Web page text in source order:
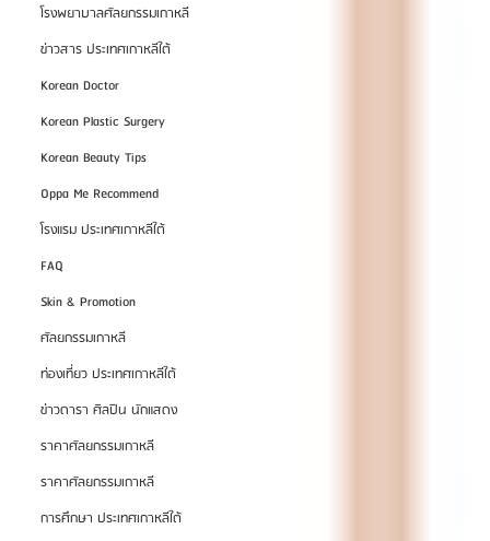
โรงพยาบาลศัลยกรรมเกาหลี
ข่าวสาร ประเทศเกาหลีใต้
Korean Doctor
Korean Plastic Surgery
Korean Beauty Tips
Oppa Me Recommend
โรงแรม ประเทศเกาหลีใต้
FAQ
Skin & Promotion
ศัลยกรรมเกาหลี
ท่องเที่ยว ประเทศเกาหลีใต้
ข่าวดารา ศิลปิน นักแสดง
ราคาศัลยกรรมเกาหลี
ราคาศัลยกรรมเกาหลี
การศึกษา ประเทศเกาหลีใต้